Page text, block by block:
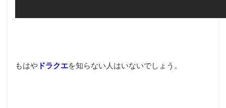
もはや ドラクエを知らない人はいないでしょう。